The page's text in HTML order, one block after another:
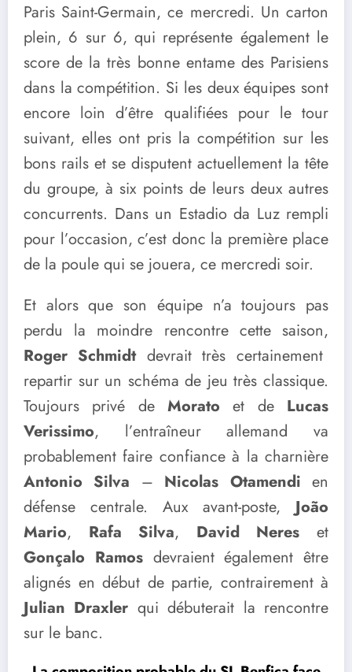
Paris Saint-Germain, ce mercredi. Un carton
plein, 6 sur 6, qui représente également le
score de la très bonne entame des Parisiens
dans la compétition. Si les deux équipes sont
encore loin d’être qualifiées pour le tour
suivant, elles ont pris la compétition sur les
bons rails et se disputent actuellement la tête
du groupe, à six points de leurs deux autres
concurrents. Dans un Estadio da Luz rempli
pour l’occasion, c’est donc la première place
de la poule qui se jouera, ce mercredi soir.
Et alors que son équipe n’a toujours pas
perdu la moindre rencontre cette saison,
Roger Schmidtdevrait très certainement
repartir sur un schéma de jeu très classique.
Toujours privé de Morato et de Lucas
Verissimo, l’entraîneur allemand va
probablement faire confiance à la charnière
Antonio Silva – Nicolas Otamendi en
défense centrale. Aux avant-poste, João
Mario, Rafa Silva, David Neres et
Gonçalo Ramosdevraient également être
alignés en début de partie, contrairement à
Julian Draxler qui débuterait la rencontre
sur le banc.